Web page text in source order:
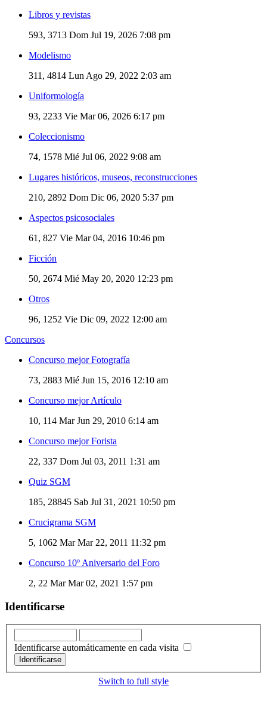
Libros y revistas
593, 3713 Dom Jul 19, 2026 7:08 pm
Modelismo
311, 4814 Lun Ago 29, 2022 2:03 am
Uniformología
93, 2233 Vie Mar 06, 2026 6:17 pm
Coleccionismo
74, 1578 Mié Jul 06, 2022 9:08 am
Lugares históricos, museos, reconstrucciones
210, 2892 Dom Dic 06, 2020 5:37 pm
Aspectos psicosociales
61, 827 Vie Mar 04, 2016 10:46 pm
Ficción
50, 2674 Mié May 20, 2020 12:23 pm
Otros
96, 1252 Vie Dic 09, 2022 12:00 am
Concursos
Concurso mejor Fotografía
73, 2883 Mié Jun 15, 2016 12:10 am
Concurso mejor Artículo
10, 114 Mar Jun 29, 2010 6:14 am
Concurso mejor Forista
22, 337 Dom Jul 03, 2011 1:31 am
Quiz SGM
185, 28845 Sab Jul 31, 2021 10:50 pm
Crucigrama SGM
5, 1062 Mar Mar 22, 2011 11:32 pm
Concurso 10º Aniversario del Foro
2, 22 Mar Mar 02, 2021 1:57 pm
Identificarse
Identificarse automáticamente en cada visita
Switch to full style